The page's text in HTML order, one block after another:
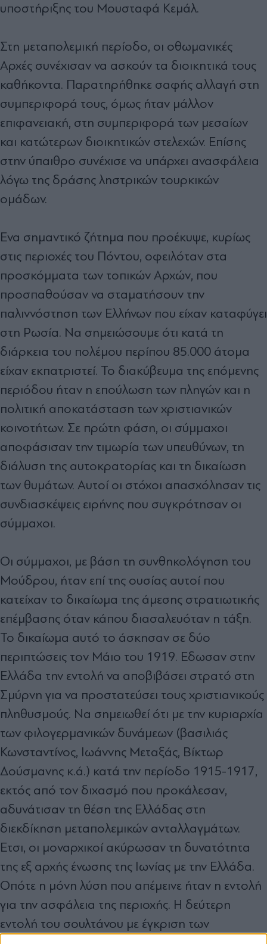
υποστήριξης του Μουσταφά Κεμάλ.
Στη μεταπολεμική περίοδο, οι οθωμανικές
Αρχές συνέχισαν να ασκούν τα διοικητικά τους
καθήκοντα. Παρατηρήθηκε σαφής αλλαγή στη
συμπεριφορά τους, όμως ήταν μάλλον
επιφανειακή, στη συμπεριφορά των μεσαίων
και κατώτερων διοικητικών στελεχών. Επίσης
στην ύπαιθρο συνέχισε να υπάρχει ανασφάλεια
λόγω της δράσης ληστρικών τουρκικών
ομάδων.
Ενα σημαντικό ζήτημα που προέκυψε, κυρίως
στις περιοχές του Πόντου, οφειλόταν στα
προσκόμματα των τοπικών Αρχών, που
προσπαθούσαν να σταματήσουν την
παλιννόστηση των Ελλήνων που είχαν καταφύγει
στη Ρωσία. Να σημειώσουμε ότι κατά τη
διάρκεια του πολέμου περίπου 85.000 άτομα
είχαν εκπατριστεί. Το διακύβευμα της επόμενης
περιόδου ήταν η επούλωση των πληγών και η
πολιτική αποκατάσταση των χριστιανικών
κοινοτήτων. Σε πρώτη φάση, οι σύμμαχοι
αποφάσισαν την τιμωρία των υπευθύνων, τη
διάλυση της αυτοκρατορίας και τη δικαίωση
των θυμάτων. Αυτοί οι στόχοι απασχόλησαν τις
συνδιασκέψεις ειρήνης που συγκρότησαν οι
σύμμαχοι.
Οι σύμμαχοι, με βάση τη συνθηκολόγηση του
Μούδρου, ήταν επί της ουσίας αυτοί που
κατείχαν το δικαίωμα της άμεσης στρατιωτικής
επέμβασης όταν κάπου διασαλευόταν η τάξη.
Το δικαίωμα αυτό το άσκησαν σε δύο
περιπτώσεις τον Μάιο του 1919. Εδωσαν στην
Ελλάδα την εντολή να αποβιβάσει στρατό στη
Σμύρνη για να προστατεύσει τους χριστιανικούς
πληθυσμούς. Να σημειωθεί ότι με την κυριαρχία
των φιλογερμανικών δυνάμεων (βασιλιάς
Κωνσταντίνος, Ιωάννης Μεταξάς, Βίκτωρ
Δούσμανης κ.ά.) κατά την περίοδο 1915-1917,
εκτός από τον διχασμό που προκάλεσαν,
αδυνάτισαν τη θέση της Ελλάδας στη
διεκδίκηση μεταπολεμικών ανταλλαγμάτων.
Ετσι, οι μοναρχικοί ακύρωσαν τη δυνατότητα
της εξ αρχής ένωσης της Ιωνίας με την Ελλάδα.
Οπότε η μόνη λύση που απέμεινε ήταν η εντολή
για την ασφάλεια της περιοχής. Η δεύτερη
εντολή του σουλτάνου με έγκριση των